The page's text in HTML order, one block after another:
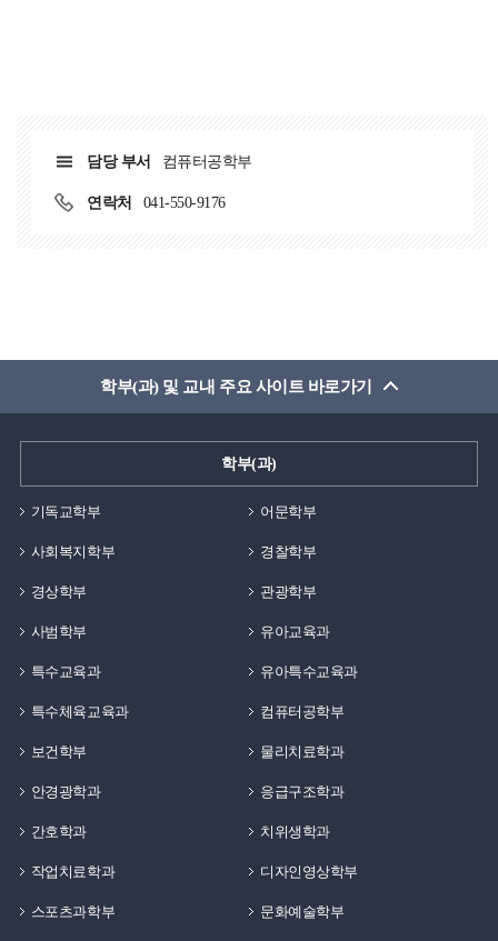
담당 부서 컴퓨터공학부
연락처 041-550-9176
학부(과) 및 교내 주요 사이트 바로가기
학부(과)
기독교학부 어문학부
사회복지학부 경찰학부
경상학부 관광학부
사범학부 유아교육과
특수교육과 유아특수교육과
특수체육교육과 컴퓨터공학부
보건학부 물리치료학과
안경광학과 응급구조학과
간호학과 치위생학과
작업치료학과 디자인영상학부
스포츠과학부 문화예술학부